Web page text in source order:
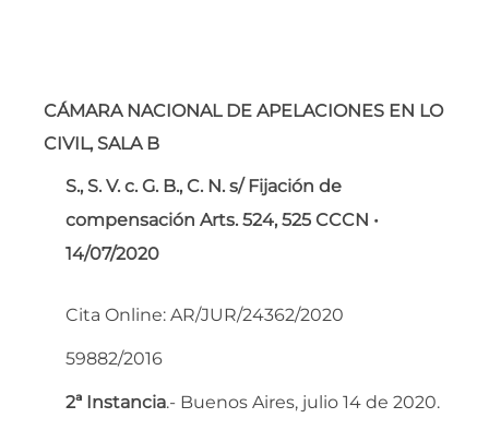
CÁMARA NACIONAL DE APELACIONES EN LO
CIVIL, SALA B
S., S. V. c. G. B., C. N. s/ Fijación de
compensación Arts. 524, 525 CCCN •
14/07/2020
Cita Online: AR/JUR/24362/2020
59882/2016
2ª Instancia.- Buenos Aires, julio 14 de 2020.